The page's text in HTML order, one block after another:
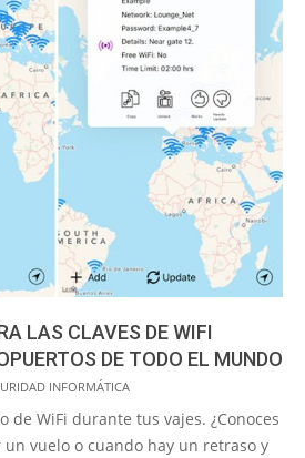
LAS CLAVES DE WIFI
DE TODO EL MUNDO
INFORMÁTICA
de WiFi durante tus vajes. ¿Conoces
vuelo o cuando hay un retraso y